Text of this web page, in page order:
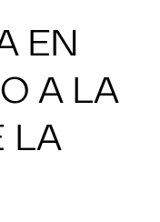
EN
A LA
LA